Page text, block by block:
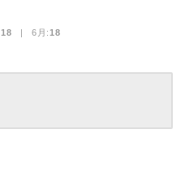
18 | 6月:18